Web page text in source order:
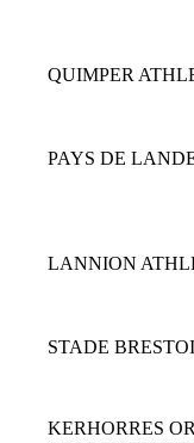
QUIMPER
PAYS DE
LANNION
STADE
KERHORRES